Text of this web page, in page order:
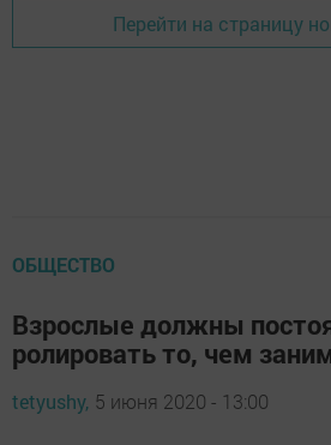
Перейти на страницу
ОБЩЕСТВО
Взрослые должны
ролировать то, чем
tetyushy, 5 июня 2020 - 13:00